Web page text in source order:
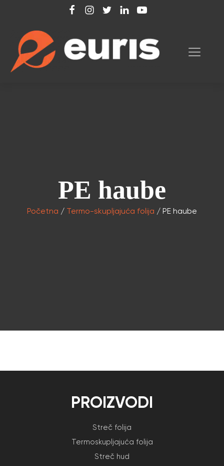
PE haube
Početna / Termo-skupljajuća folija / PE haube
PROIZVODI
Streč folija
Termoskupljajuća folija
Streč hud